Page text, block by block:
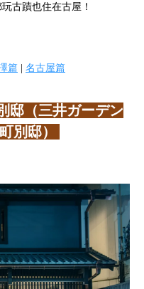
玩古蹟也住在古屋！
篇 | 名古屋篇
邸（三井ガーデン
別邸）